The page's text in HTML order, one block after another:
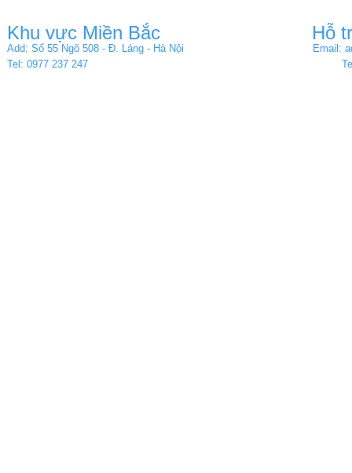
Khu vực Miền Bắc
Add: Số 55 Ngõ 508 - Đ. Láng - Hà Nội
Tel: 0977 237 247
Hỗ
Email: